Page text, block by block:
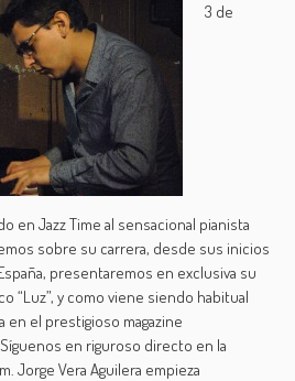
3 de
en Jazz Time al sensacional pianista
sobre su carrera, desde sus inicios
presentaremos en exclusiva su
“Luz”, y como viene siendo habitual
el prestigioso magazine
en riguroso directo en la
Jorge Vera Aguilera empieza